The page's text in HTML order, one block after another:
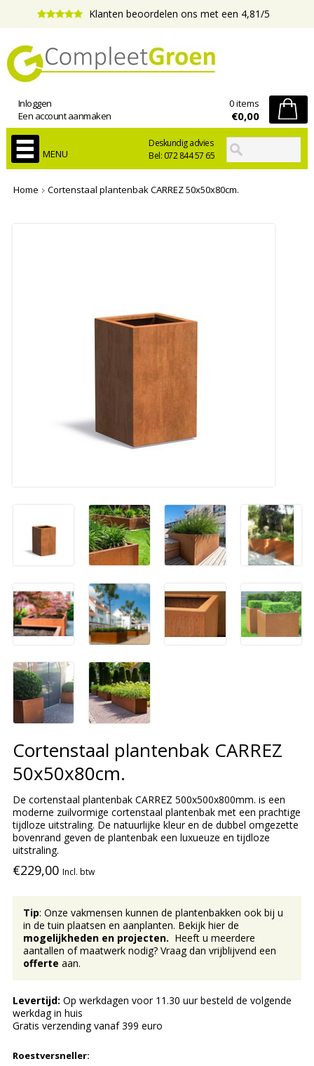
Klanten beoordelen ons met een 4,81/5
Deskundig advies
Bel: 072 844 57 65
Inloggen
Een account aanmaken
0 items
€0,00
MENU
Home Cortenstaal plantenbak CARREZ 50x50x80cm.
Cortenstaal plantenbak CARREZ
50x50x80cm.
De cortenstaal plantenbak CARREZ 500x500x800mm. is een
moderne zuilvormige cortenstaal plantenbak met een prachtige
tijdloze uitstraling. De natuurlijke kleur en de dubbel omgezette
bovenrand geven de plantenbak een luxueuze en tijdloze
uitstraling.
€229,00 Incl. btw
Tip: Onze vakmensen kunnen de plantenbakken ook bij u
in de tuin plaatsen en aanplanten. Bekijk hier de
mogelijkheden en projecten. Heeft u meerdere
aantallen of maatwerk nodig? Vraag dan vrijblijvend een
offerte aan.
Levertijd: Op werkdagen voor 11.30 uur besteld de volgende
werkdag in huis
Gratis verzending vanaf 399 euro
Roestversneller: